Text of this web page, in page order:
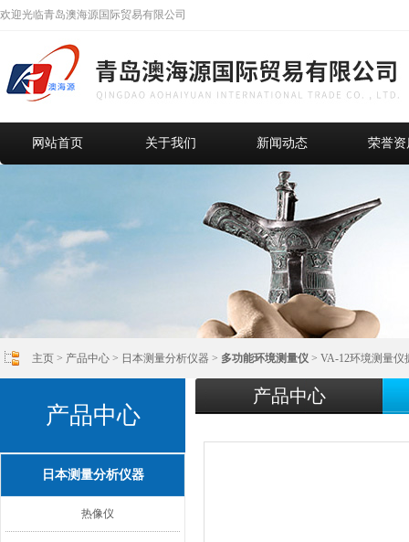
欢迎光临青岛澳海源国际贸易有限公司
网站首页 关于我们 新闻动态 荣誉资
主页 > 产品中心 > 日本测量分析仪器 > 多功能环境测量仪 > VA-12环境测量
产品中心
日本测量分析仪器
热像仪
产品中心